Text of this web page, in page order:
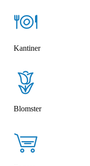
Kantiner
Blomster